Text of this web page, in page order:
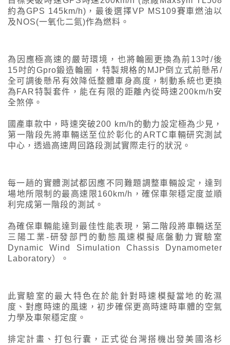
約為GPS 145km/h)，最後選擇VP MS109賽車燃油以
及NOS(一氧化二氮)作為燃料。
為因應極高速的嚴苛環境，也將輪圈更換為前13吋/後
15吋的Gpro鍛造輪圈，特製規格的MJP倒立式前懸吊/
全可調後懸吊有效降低整體車身高度，制動系統也更換
為FAR特製套件，能在有限的距離內從時速200km/h安
全煞停。
國產車款中，時速突破200 km/h的動力設定極為少見，
第一階段先將車輛送至位於彰化的ARTC車輛研究測試
中心，透過高速周回路段測試實際走行的狀況。
每一趟的實體測試都因應不同難題調整車輛設定，達到
場地所限制的最高速限160km/h，確保車架穩定度並順
利完成第一階段的測試。
為確保車輛能達到最佳性能表現，第二階段將車輛送至
三陽工業-研發部門的動態風速模擬底盤動力實驗室
Dynamic Wind Simulation Chassis Dynamometer
Laboratory）。
此實驗室的最大特色在於能針對時速模擬當地的乾濕
度、對應時速的風速，初步確保更高時速時車體的空氣
力學及車架穩定度。
排定計畫、打包行囊，正式從台灣搭機出發美國洛杉